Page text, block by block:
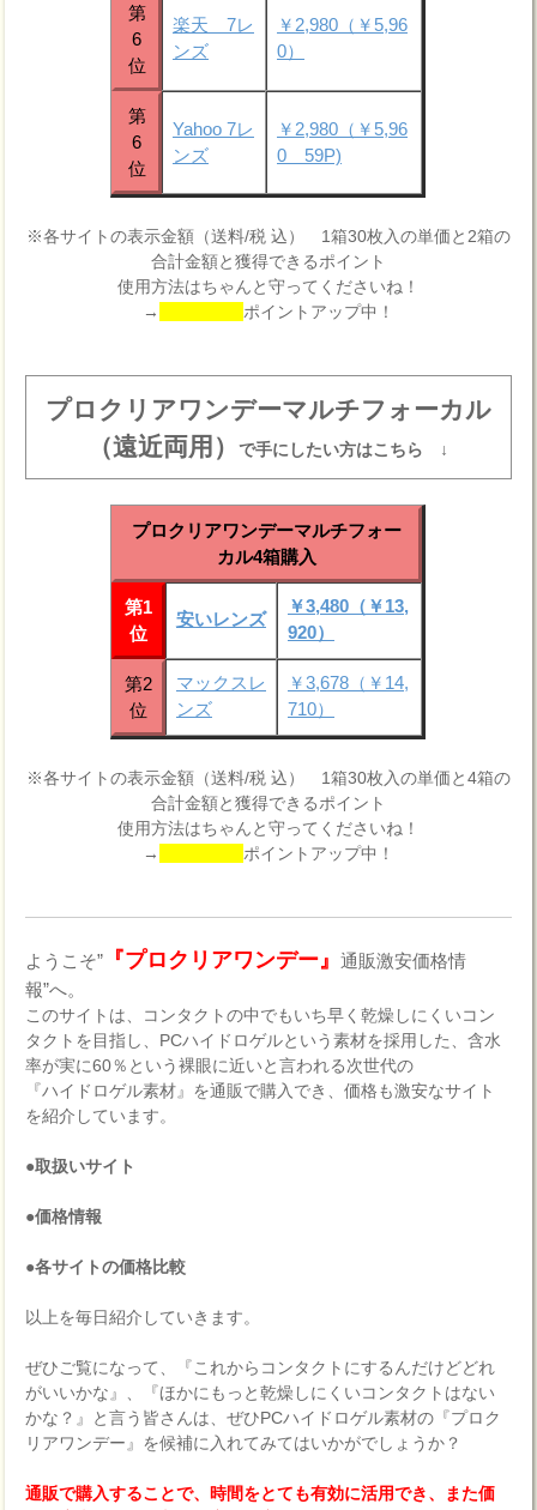
第
6
位
楽天 7レ
ンズ
￥2,980（￥5,96
0）
第
6
位
Yahoo 7レ
ンズ
￥2,980（￥5,96
0 59P)
※各サイトの表示金額（送料/税 込） 1箱30枚入の単価と2箱の
合計金額と獲得できるポイント
使用方法はちゃんと守ってくださいね！
→
ポイントアップ中！
プロクリアワンデーマルチフォーカル
（遠近両用）で手にしたい方はこちら ↓
プロクリアワンデーマルチフォー
カル4箱購入
第1
位
安いレンズ
￥3,480（￥13,
920）
第2
位
マックスレ
ンズ
￥3,678（￥14,
710）
※各サイトの表示金額（送料/税 込） 1箱30枚入の単価と4箱の
合計金額と獲得できるポイント
使用方法はちゃんと守ってくださいね！
→
ポイントアップ中！
ようこそ” 『プロクリアワンデー』通販激安価格情
報”へ。
このサイトは、コンタクトの中でもいち早く乾燥しにくいコン
タクトを目指し、PCハイドロゲルという素材を採用した、含水
率が実に60％という裸眼に近いと言われる次世代の
『ハイドロゲル素材』を通販で購入でき、価格も激安なサイト
を紹介しています。
●取扱いサイト
●価格情報
●各サイトの価格比較
以上を毎日紹介していきます。
ぜひご覧になって、『これからコンタクトにするんだけどどれ
がいいかな』、『ほかにもっと乾燥しにくいコンタクトはない
かな？』と言う皆さんは、ぜひPCハイドロゲル素材の『プロク
リアワンデー』を候補に入れてみてはいかがでしょうか？
通販で購入することで、時間をとても有効に活用でき、また価